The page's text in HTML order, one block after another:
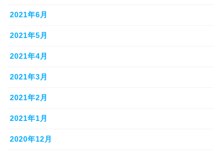
2021年6月
2021年5月
2021年4月
2021年3月
2021年2月
2021年1月
2020年12月